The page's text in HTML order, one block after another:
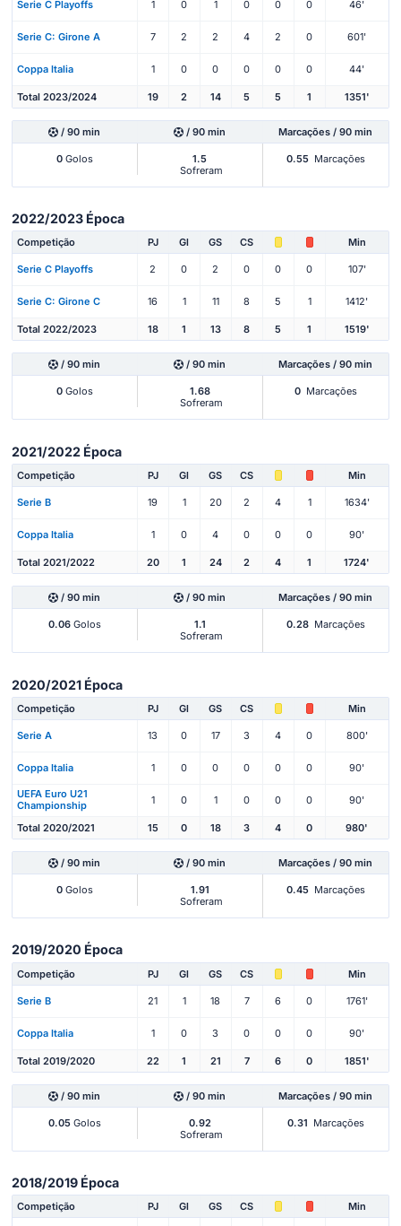
Serie C Playoffs 1 0 1 0 0 0 46'
Serie C: Girone A 7 2 2 4 2 0 601'
Coppa Italia 1 0 0 0 0 0 44'
Total 2023/2024 19 2 14 5 5 1 1351'
/ 90 min / 90 min Marcações / 90 min
0Golos
1.5
Sofreram
0.55 Marcações
2022/2023 Época
Competição PJ Gl GS CS Min
Serie C Playoffs 2 0 2 0 0 0 107'
Serie C: Girone C 16 1 11 8 5 1 1412'
Total 2022/2023 18 1 13 8 5 1 1519'
/ 90 min / 90 min Marcações / 90 min
0Golos
1.68
Sofreram
0 Marcações
2021/2022 Época
Competição PJ Gl GS CS Min
Serie B 19 1 20 2 4 1 1634'
Coppa Italia 1 0 4 0 0 0 90'
Total 2021/2022 20 1 24 2 4 1 1724'
/ 90 min / 90 min Marcações / 90 min
0.06Golos
1.1
Sofreram
0.28 Marcações
2020/2021 Época
Competição PJ Gl GS CS Min
Serie A 13 0 17 3 4 0 800'
Coppa Italia 1 0 0 0 0 0 90'
UEFA Euro U21
Championship
1 0 1 0 0 0 90'
Total 2020/2021 15 0 18 3 4 0 980'
/ 90 min / 90 min Marcações / 90 min
0Golos
1.91
Sofreram
0.45 Marcações
2019/2020 Época
Competição PJ Gl GS CS Min
Serie B 21 1 18 7 6 0 1761'
Coppa Italia 1 0 3 0 0 0 90'
Total 2019/2020 22 1 21 7 6 0 1851'
/ 90 min / 90 min Marcações / 90 min
0.05Golos
0.92
Sofreram
0.31 Marcações
2018/2019 Época
Competição PJ Gl GS CS Min